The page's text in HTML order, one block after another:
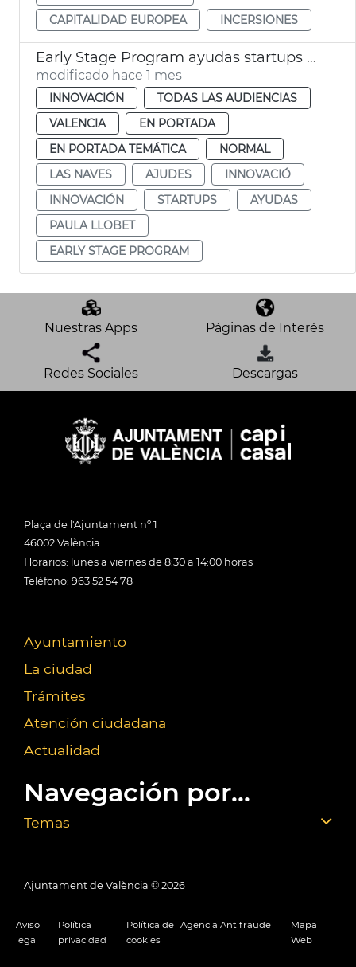
CAPITALIDAD EUROPEA
INCERSIONES
Early Stage Program ayudas startups València
modificado hace 1 mes
INNOVACIÓN
TODAS LAS AUDIENCIAS
VALENCIA
EN PORTADA
EN PORTADA TEMÁTICA
NORMAL
LAS NAVES
AJUDES
INNOVACIÓ
INNOVACIÓN
STARTUPS
AYUDAS
PAULA LLOBET
EARLY STAGE PROGRAM
Nuestras Apps Páginas de Interés
Redes Sociales Descargas
Plaça de l'Ajuntament nº 1
46002 València
Horarios: lunes a viernes de 8:30 a 14:00 horas
Teléfono: 963 52 54 78
Ayuntamiento
La ciudad
Trámites
Atención ciudadana
Actualidad
Navegación por...
Temas
Ajuntament de València © 2026
Aviso
legal
Política
privacidad
Política de
cookies
Agencia Antifraude
Mapa
Web